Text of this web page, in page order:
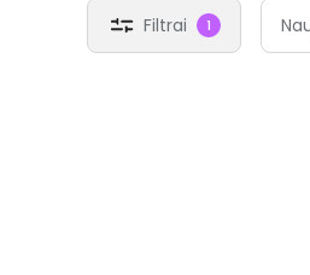
Filtrai 1